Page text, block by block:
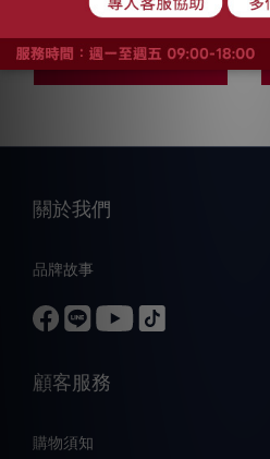
換裝置 5段洗程
SMS4HAW00X
NT$47,000
加入購物車
關於我們
品牌故事
顧客服務
購物須知